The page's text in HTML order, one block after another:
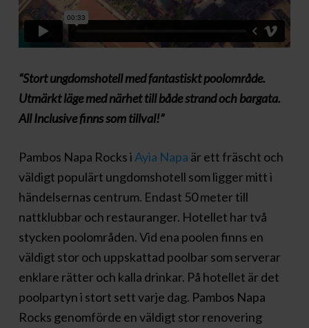
“Stort ungdomshotell med fantastiskt poolområde.
Utmärkt läge med närhet till både strand och bargata.
All Inclusive finns som tillval!”
Pambos Napa Rocks i Ayia Napa är ett fräscht och
väldigt populärt ungdomshotell som ligger mitt i
händelsernas centrum. Endast 50 meter till
nattklubbar och restauranger. Hotellet har två
stycken poolområden. Vid ena poolen finns en
väldigt stor och uppskattad poolbar som serverar
enklare rätter och kalla drinkar. På hotellet är det
poolpartyn i stort sett varje dag. Pambos Napa
Rocks genomförde en väldigt stor renovering